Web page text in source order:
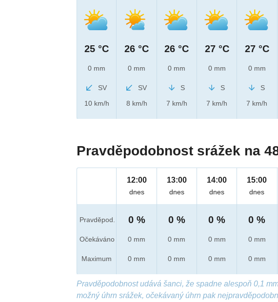
25 °C
0 mm
SV
10 km/h
26 °C
0 mm
SV
8 km/h
26 °C
0 mm
S
7 km/h
27 °C
0 mm
S
7 km/h
27 °C
0 mm
S
7 km/h
Pravděpodobnost srážek na
Pravděpod.
Očekáváno
Maximum
12:00
dnes
0 %
0 mm
0 mm
13:00
dnes
0 %
0 mm
0 mm
14:00
dnes
0 %
0 mm
0 mm
15:00
dnes
0 %
0 mm
0 mm
Pravděpodobnost udává šanci, že spadne alespoň 0,1
možný úhrn srážek, očekávaný úhrn pak